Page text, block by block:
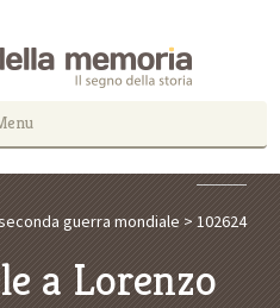
guerra mondiale >102624
a Lorenzo